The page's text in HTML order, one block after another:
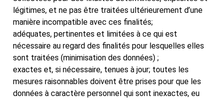
légitimes, et ne pas être traitées ultérieurement d’une
manière incompatible avec ces finalités;
adéquates, pertinentes et limitées à ce qui est
nécessaire au regard des finalités pour lesquelles elles
sont traitées (minimisation des données) ;
exactes et, si nécessaire, tenues à jour; toutes les
mesures raisonnables doivent être prises pour que les
données à caractère personnel qui sont inexactes, eu